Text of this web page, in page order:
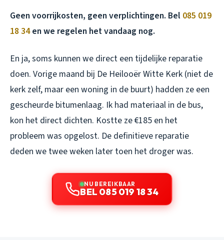
Geen voorrijkosten, geen verplichtingen. Bel 085 019
18 34en we regelen het vandaag nog.
En ja, soms kunnen we direct een tijdelijke reparatie
doen. Vorige maand bij De Heilooër Witte Kerk (niet de
kerk zelf, maar een woning in de buurt) hadden ze een
gescheurde bitumenlaag. Ik had materiaal in de bus,
kon het direct dichten. Kostte ze €185 en het
probleem was opgelost. De definitieve reparatie
deden we twee weken later toen het droger was.
NU BEREIKBAAR
BEL 085 019 18 34